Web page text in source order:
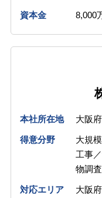
資本金 8,000
本社所在地 大阪
得意分野
大規
工事
物調
対応エリア
大阪